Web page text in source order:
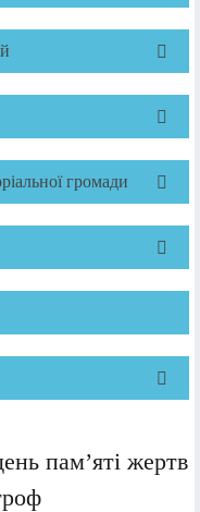
громади
пам’яті жертв